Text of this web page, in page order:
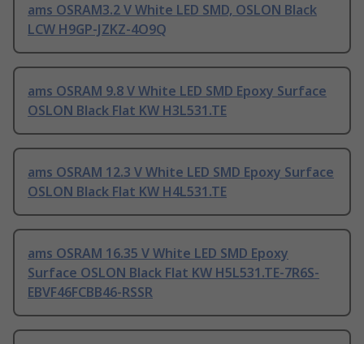
ams OSRAM3.2 V White LED SMD, OSLON Black
LCW H9GP-JZKZ-4O9Q
ams OSRAM 9.8 V White LED SMD Epoxy Surface
OSLON Black Flat KW H3L531.TE
ams OSRAM 12.3 V White LED SMD Epoxy Surface
OSLON Black Flat KW H4L531.TE
ams OSRAM 16.35 V White LED SMD Epoxy
Surface OSLON Black Flat KW H5L531.TE-7R6S-
EBVF46FCBB46-RSSR